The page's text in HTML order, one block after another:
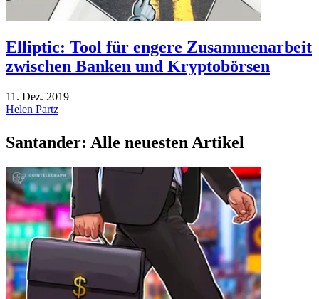
Elliptic: Tool für engere Zusammenarbeit
zwischen Banken und Kryptobörsen
11. Dez. 2019
Helen Partz
Santander: Alle neuesten Artikel